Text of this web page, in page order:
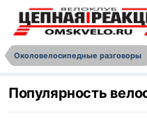
Околовелосипедные разговоры
Популярность